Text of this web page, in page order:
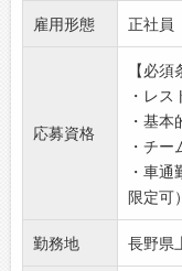
・食材
・盛り
・衛
・在
・シ
・メ
【ポイ
・昇給
・社員
・開設
雇用形態 正社員
応募資格
【必須
・レ
・基
・チ
・車
限定可
勤務地 長野県